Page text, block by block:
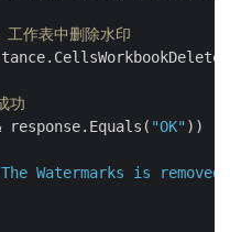
作表中删除水印
功
response.Equals( "OK" ))
Watermarks is